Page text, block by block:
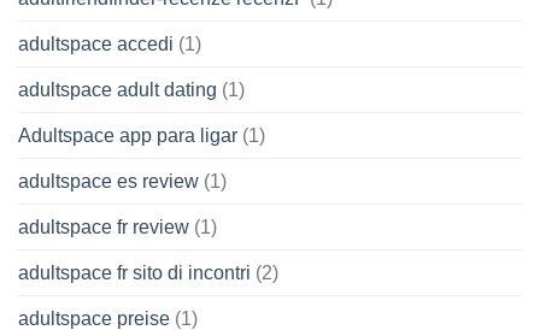
adultspace accedi (1)
adultspace adult dating (1)
Adultspace app para ligar (1)
adultspace es review (1)
adultspace fr review (1)
adultspace fr sito di incontri (2)
adultspace preise (1)